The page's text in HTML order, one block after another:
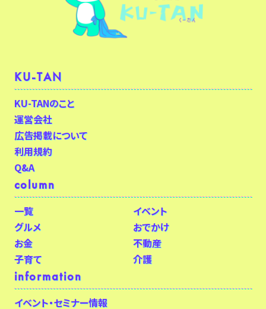
KU-TAN
KU-TANのこと
運営会社
広告掲載について
利用規約
Q&A
column
一覧
イベント
グルメ
おでかけ
お金
不動産
子育て
介護
information
イベント・セミナー情報